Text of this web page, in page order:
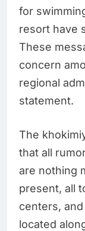
for
resort have
These
concern
regional
statement.
The
that all
are nothing
present, all
centers,
located